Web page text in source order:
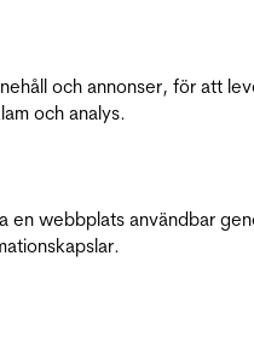
och annonser, för att
och analys.
en webbplats användbar